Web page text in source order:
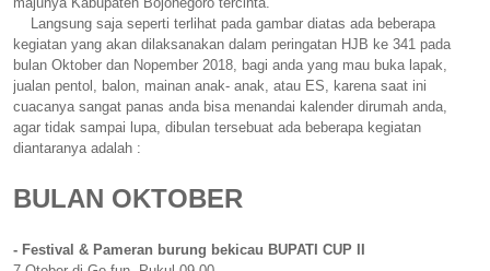
Langsung saja seperti terlihat pada gambar diatas ada beberapa
kegiatan yang akan dilaksanakan dalam peringatan HJB ke 341 pada
bulan Oktober dan Nopember 2018, bagi anda yang mau buka lapak,
jualan pentol, balon, mainan anak- anak, atau ES, karena saat ini
cuacanya sangat panas anda bisa menandai kalender dirumah anda,
agar tidak sampai lupa, dibulan tersebuat ada beberapa kegiatan
diantaranya adalah :
BULAN OKTOBER
- Festival & Pameran burung bekicau BUPATI CUP II